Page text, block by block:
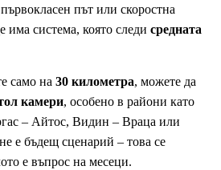
път или скоростна
има система, която следи средната
само на 30 километра, можете да
камери, особено в райони като
– Айтос, Видин – Враца или
е бъдещ сценарий – това се
е въпрос на месеци.